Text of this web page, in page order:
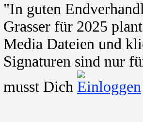
"In guten
Grasser für 2025 plant
Media Dateien und
Signaturen sind nur
musst Dich